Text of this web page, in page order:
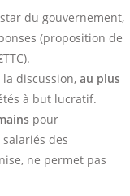
du gouvernement,
(proposition de
discussion, au plus
à but lucratif.
pour
des
ne permet pas